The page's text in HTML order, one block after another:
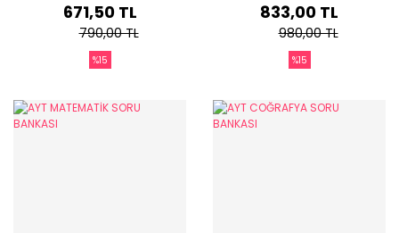
671,50 TL
790,00 TL
%15
833,00 TL
980,00 TL
%15